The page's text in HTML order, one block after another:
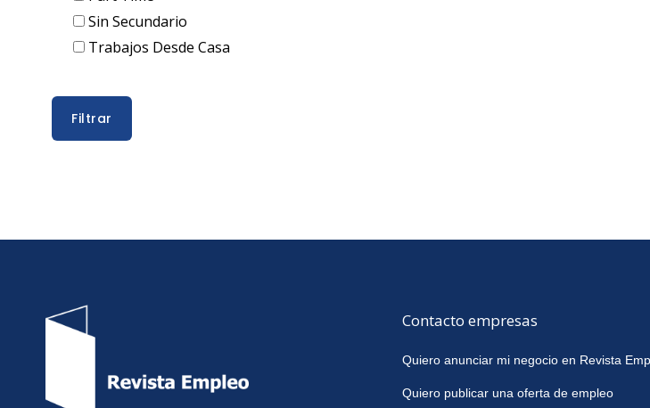
Sin Secundario
Trabajos Desde Casa
Contacto empresas
Quiero anunciar mi negocio en Revista
Quiero publicar una oferta de empleo